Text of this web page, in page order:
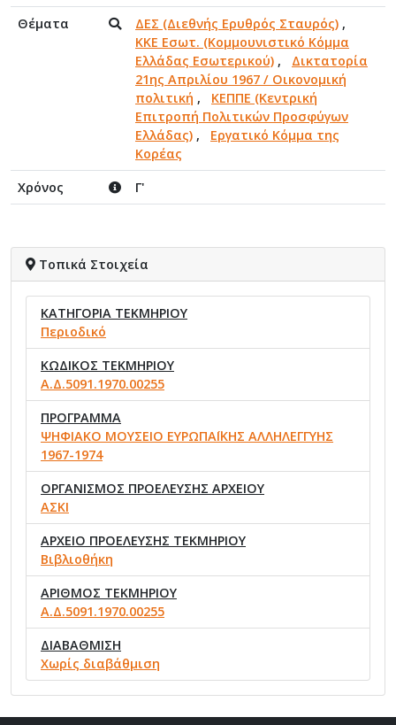
Θέματα
ΔΕΣ (Διεθνής Ερυθρός Σταυρός) ,
ΚΚΕ Εσωτ. (Κομμουνιστικό Κόμμα
Ελλάδας Εσωτερικού) , Δικτατορία
21ης Απριλίου 1967 / Οικονομική
πολιτική , ΚΕΠΠΕ (Κεντρική
Επιτροπή Πολιτικών Προσφύγων
Ελλάδας) , Εργατικό Κόμμα της
Κορέας
Χρόνος
Γ'
Τοπικά Στοιχεία
ΚΑΤΗΓΟΡΙΑ ΤΕΚΜΗΡΙΟΥ
Περιοδικό
ΚΩΔΙΚΟΣ ΤΕΚΜΗΡΙΟΥ
Α.Δ.5091.1970.00255
ΠΡΟΓΡΑΜΜΑ
ΨΗΦΙΑΚΟ ΜΟΥΣΕΙΟ ΕΥΡΩΠΑΪΚΗΣ ΑΛΛΗΛΕΓΓΥΗΣ
1967-1974
ΟΡΓΑΝΙΣΜΟΣ ΠΡΟΕΛΕΥΣΗΣ ΑΡΧΕΙΟΥ
ΑΣΚΙ
ΑΡΧΕΙΟ ΠΡΟΕΛΕΥΣΗΣ ΤΕΚΜΗΡΙΟΥ
Βιβλιοθήκη
ΑΡΙΘΜΟΣ ΤΕΚΜΗΡΙΟΥ
Α.Δ.5091.1970.00255
ΔΙΑΒΑΘΜΙΣΗ
Χωρίς διαβάθμιση